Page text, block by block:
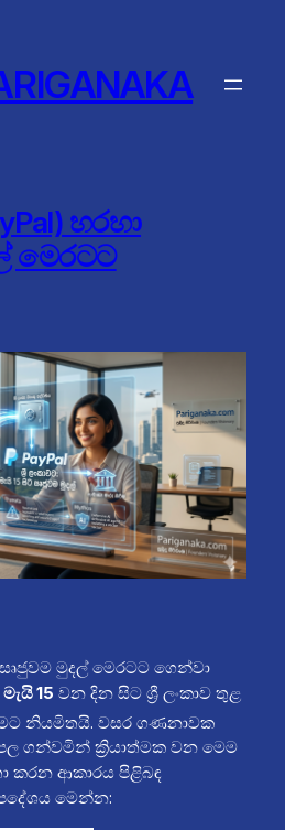
හරහා
මෙරටට
සෘජුවම මුදල් මෙරටට ගෙන්වා
15 වන දින සිට ශ්‍රී ලංකාව තුළ
නියමිතයි. වසර ගණනාවක
ගන්වමින් ක්‍රියාත්මක වන මෙම
කරන ආකාරය පිළිබඳ
මෙන්න: